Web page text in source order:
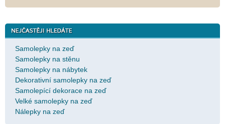
Samolepky na zeď
Samolepky na stěnu
Samolepky na nábytek
Dekorativní samolepky na zeď
Samolepící dekorace na zeď
Velké samolepky na zeď
Nálepky na zeď